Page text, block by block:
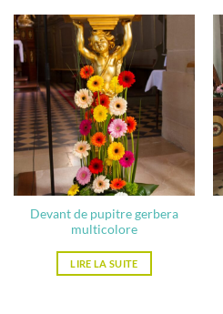
Devant de pupitre gerbera
multicolore
LIRE LA SUITE